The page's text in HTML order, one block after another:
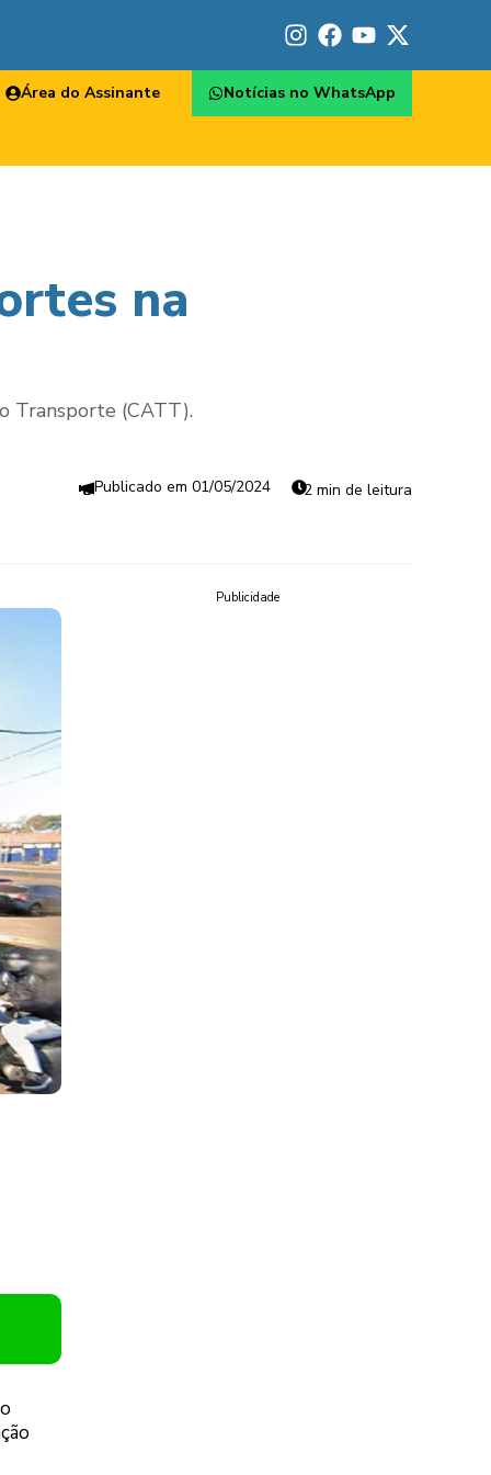
Área do Assinante Notícias no WhatsApp
na
Transporte (CATT).
01/05/2024 2 min de leitura
Publicidade